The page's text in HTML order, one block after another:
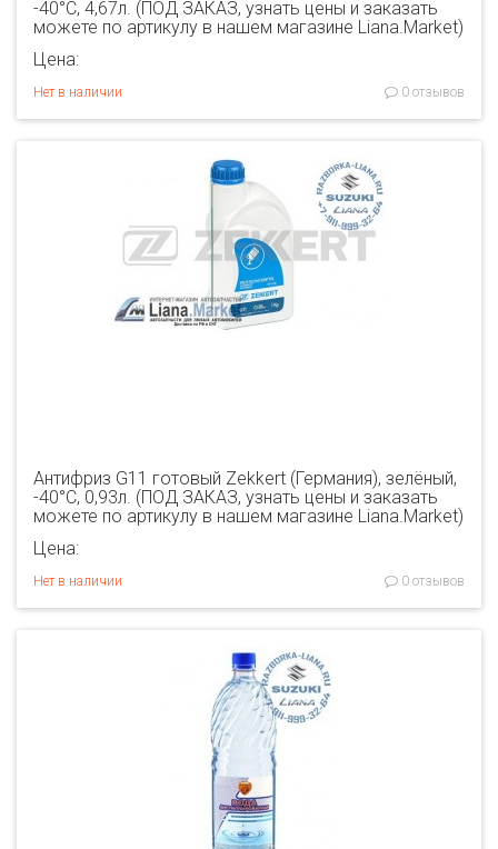
-40°C, 4,67л. (ПОД ЗАКАЗ, узнать цены и заказать
можете по артикулу в нашем магазине Liana.Market)
Цена:
Нет в наличии 0 отзывов
Антифриз G11 готовый Zekkert (Германия), зелёный,
-40°C, 0,93л. (ПОД ЗАКАЗ, узнать цены и заказать
можете по артикулу в нашем магазине Liana.Market)
Цена:
Нет в наличии 0 отзывов